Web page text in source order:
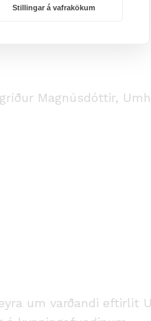
Stillingar á vafrakökum
Magnúsdóttir,
um varðandi eftirlit